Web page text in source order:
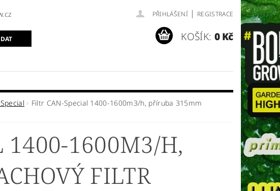
PŘIHLÁŠENÍ | REGISTRACE
KOŠÍK: 0 Kč
Filtr CAN-Special 1400-1600m3/h, příruba 315mm
1400-1600M3/H,
FILTR